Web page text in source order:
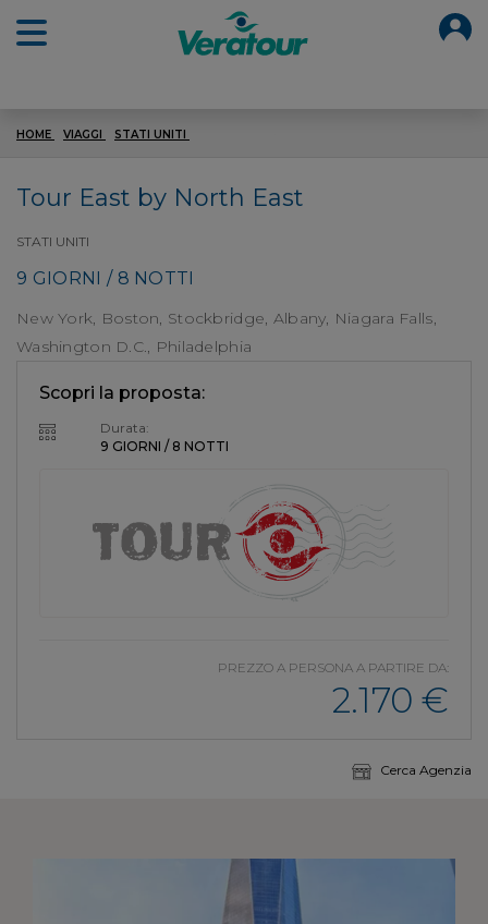
HOME VIAGGI STATI UNITI
Tour East by North East
STATI UNITI
9 GIORNI / 8 NOTTI
New York, Boston, Stockbridge, Albany, Niagara Falls,
Washington D.C., Philadelphia
Scopri la proposta:
Durata:
9 GIORNI / 8 NOTTI
PREZZO A PERSONA A PARTIRE DA:
2.170 €
Cerca Agenzia